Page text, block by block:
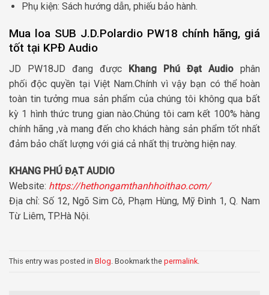
Phụ kiện: Sách hướng dẫn, phiếu bảo hành.
Mua loa SUB J.D.Polardio PW18 chính hãng, giá
tốt tại KPĐ Audio
JD PW18JD đang được Khang Phú Đạt Audio phân
phối độc quyền tại Việt Nam.Chính vì vậy bạn có thể hoàn
toàn tin tưởng mua sản phẩm của chúng tôi không qua bất
kỳ 1 hình thức trung gian nào.Chúng tôi cam kết 100% hàng
chính hãng ,và mang đến cho khách hàng sản phẩm tốt nhất
đảm bảo chất lượng với giá cả nhất thị trường hiện nay.
KHANG PHÚ ĐẠT AUDIO
Website: https://hethongamthanhhoithao.com/
Địa chỉ: Số 12, Ngõ Sim Cô, Phạm Hùng, Mỹ Đình 1, Q. Nam
Từ Liêm, TP.Hà Nội.
This entry was posted in Blog . Bookmark the permalink